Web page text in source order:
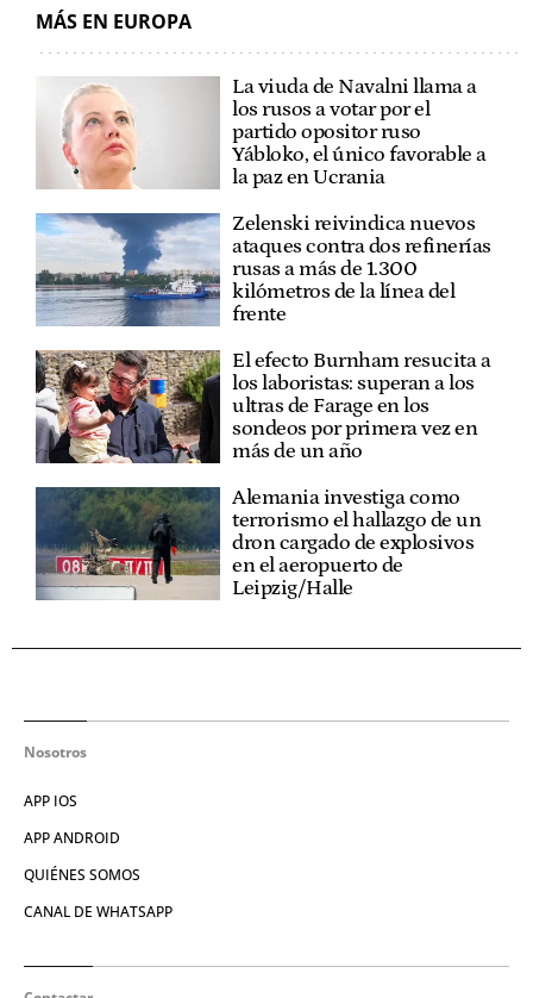
MÁS EN EUROPA
La viuda de Navalni llama a
los rusos a votar por el
partido opositor ruso
Yábloko, el único favorable a
la paz en Ucrania
Zelenski reivindica nuevos
ataques contra dos refinerías
rusas a más de 1.300
kilómetros de la línea del
frente
El efecto Burnham resucita a
los laboristas: superan a los
ultras de Farage en los
sondeos por primera vez en
más de un año
Alemania investiga como
terrorismo el hallazgo de un
dron cargado de explosivos
en el aeropuerto de
Leipzig/Halle
Nosotros
APP IOS
APP ANDROID
QUIÉNES SOMOS
CANAL DE WHATSAPP